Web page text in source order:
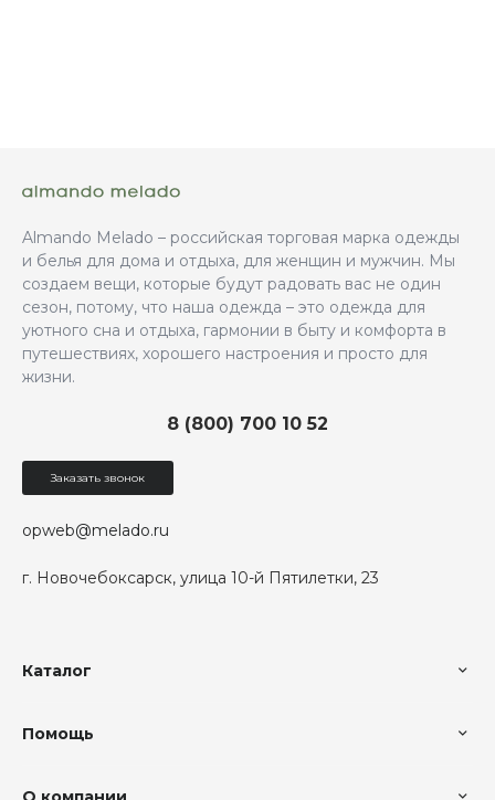
Almando Melado – российская торговая марка одежды
и белья для дома и отдыха, для женщин и мужчин. Мы
создаем вещи, которые будут радовать вас не один
сезон, потому, что наша одежда – это одежда для
уютного сна и отдыха, гармонии в быту и комфорта в
путешествиях, хорошего настроения и просто для
жизни.
г. Новочебоксарск, улица 10-й Пятилетки, 23
8 (800) 700 10 52
opweb@melado.ru
Заказать звонок
Каталог
Помощь